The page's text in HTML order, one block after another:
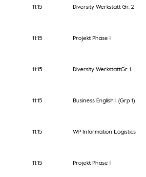
11:15 Diversity Werkstatt Gr. 2
11:15 Projekt Phase I
11:15 Diversity WerkstattGr. 1
11:15 Business English I (Grp 1)
11:15 WP Information Logistics
11:15 Projekt Phase I